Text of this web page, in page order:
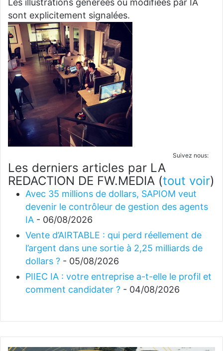
sont explicitement signalées.
Suivez nous:
Les derniers articles par LA
REDACTION DE FW.MEDIA (tout voir)
Avec 35 millions de dollars, SAPIOM veut
devenir le contrôleur de gestion des agents
IA - 06/08/2026
Vente d’AIRTABLE : qui perd réellement de
l’argent dans une sortie à 2,25 milliards de
dollars ? - 05/08/2026
PIIEC IA : votre entreprise a-t-elle le profil et
comment candidater ? - 04/08/2026